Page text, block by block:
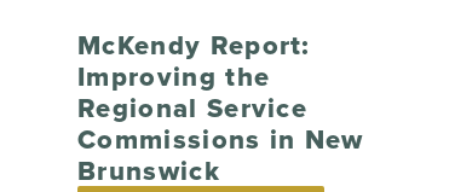
McKendy Report:
Improving the
Regional Service
Commissions in New
Brunswick